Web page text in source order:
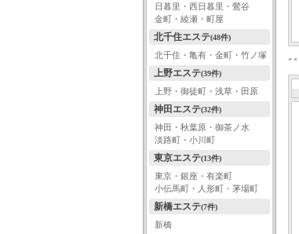
日暮里・西日暮里・鶯谷
金町・綾瀬・町屋
北千住エステ(48件)
北千住・亀有・金町・竹ノ塚
上野エステ(39件)
上野・御徒町・浅草・田原
神田エステ(32件)
神田・秋葉原・御茶ノ水
淡路町・小川町
東京エステ(13件)
東京・銀座・有楽町
小伝馬町・人形町・茅場町
新橋エステ(7件)
新橋